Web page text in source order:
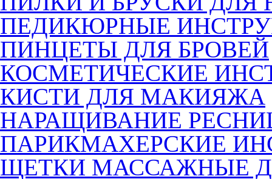
ПЕДИКЮРНЫЕ
ПИНЦЕТЫ ДЛЯ БРОВЕЙ
КОСМЕТИЧЕСКИЕ
КИСТИ ДЛЯ МАКИЯЖА
НАРАЩИВАНИЕ
ПАРИКМАХЕРСКИЕ
ЩЕТКИ МАССАЖНЫЕ